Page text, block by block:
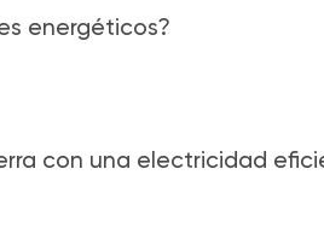
energéticos?
con una electricidad